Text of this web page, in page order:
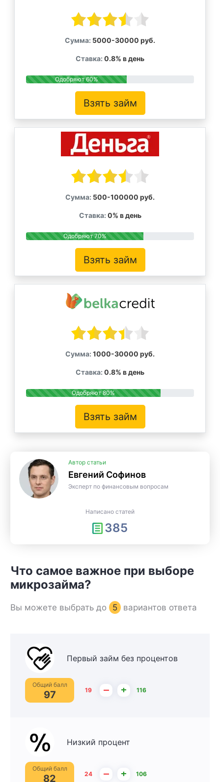
Сумма: 5000-30000 руб.
Ставка: 0.8% в день
Одобряют 60%
Взять займ
Сумма: 500-100000 руб.
Ставка: 0% в день
Одобряют 70%
Взять займ
Сумма: 1000-30000 руб.
Ставка: 0.8% в день
Одобряют 80%
Взять займ
Автор статьи
Евгений Софинов
Эксперт по финансовым вопросам
Написано статей
385
Что самое важное при выборе
микрозайма?
Вы можете выбрать до 5 вариантов ответа
Первый займ без процентов
Общий балл
97 19 – + 116
Низкий процент
Общий балл
82 24 – + 106